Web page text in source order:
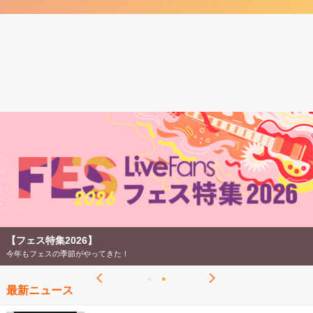
【フェス特集2026】
今年もフェスの季節がやってきた！
最新ニュース